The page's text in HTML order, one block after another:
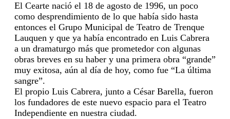
El Cearte nació el 18 de agosto de 1996, un poco
como desprendimiento de lo que había sido hasta
entonces el Grupo Municipal de Teatro de Trenque
Lauquen y que ya había encontrado en Luis Cabrera
a un dramaturgo más que prometedor con algunas
obras breves en su haber y una primera obra “grande”
muy exitosa, aún al día de hoy, como fue “La última
sangre”.
El propio Luis Cabrera, junto a César Barella, fueron
los fundadores de este nuevo espacio para el Teatro
Independiente en nuestra ciudad.